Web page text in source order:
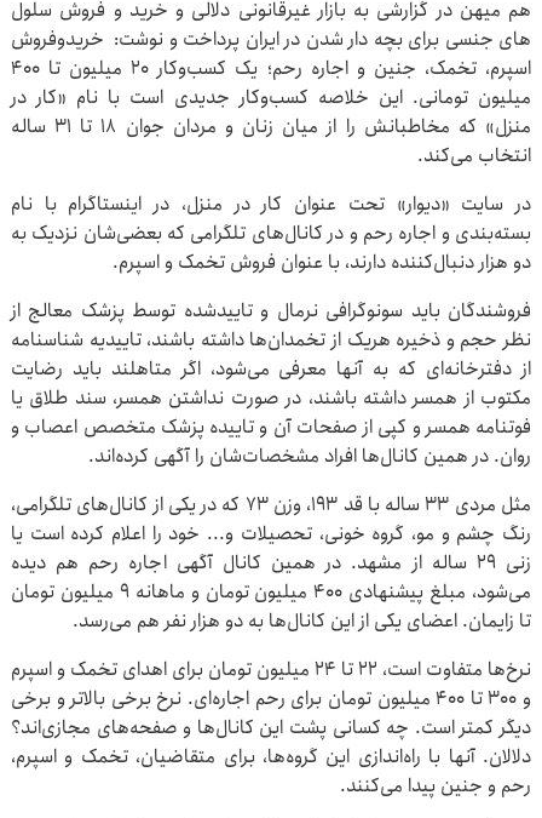
هم میهن در گزارشی به بازار غیرقانونی دلالی و خرید و فروش سلول
های جنسی برای بچه دار شدن در ایران پرداخت و نوشت: خریدوفروش
اسپرم، تخمک، جنین و اجاره رحم؛ یک کسب‌وکار ۲۰ میلیون تا ۴۰۰
میلیون تومانی. این خلاصه کسب‌وکار جدیدی است با نام «کار در
منزل» که مخاطبانش را از میان زنان و مردان جوان ۱۸ تا ۳۱ ساله
انتخاب می‌کند.
در سایت «دیوار» تحت عنوان کار در منزل، در اینستاگرام با نام
بسته‌بندی و اجاره رحم و در کانال‌های تلگرامی که بعضی‌شان نزدیک به
دو هزار دنبال‌کننده دارند، با عنوان فروش تخمک و اسپرم.
فروشندگان باید سونوگرافی نرمال و تاییدشده توسط پزشک معالج از
نظر حجم و ذخیره هریک از تخمدان‌ها داشته باشند، تاییدیه شناسنامه
از دفترخانه‌ای که به آنها معرفی می‌شود، اگر متاهلند باید رضایت
مکتوب از همسر داشته باشند، در صورت نداشتن همسر، سند طلاق یا
فوتنامه همسر و کپی از صفحات آن و تاییده پزشک متخصص اعصاب و
روان. در همین کانال‌ها افراد مشخصات‌شان را آگهی کرده‌اند.
مثل مردی ۳۳ ساله با قد ۱۹۳، وزن ۷۳ که در یکی از کانال‌های تلگرامی،
رنگ چشم و مو، گروه خونی، تحصیلات و... خود را اعلام کرده است یا
زنی ۲۹ ساله از مشهد. در همین کانال آگهی اجاره رحم هم دیده
می‌شود، مبلغ پیشنهادی ۴۰۰ میلیون تومان و ماهانه ۹ میلیون تومان
تا زایمان. اعضای یکی از این کانال‌ها به دو هزار نفر هم می‌رسد.
نرخ‌ها متفاوت است، ۲۲ تا ۲۴ میلیون تومان برای اهدای تخمک و اسپرم
و ۳۰۰ تا ۴۰۰ میلیون تومان برای رحم اجاره‌ای. نرخ برخی بالاتر و برخی
دیگر کمتر است. چه کسانی پشت این کانال‌ها و صفحه‌های مجازی‌اند؟
دلالان. آنها با راه‌اندازی این گروه‌ها، برای متقاضیان، تخمک و اسپرم،
رحم و جنین پیدا می‌کنند.